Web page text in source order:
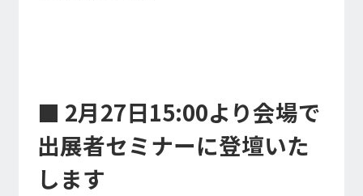
■ 2月27日15:00より会場で
出展者セミナーに登壇いた
します